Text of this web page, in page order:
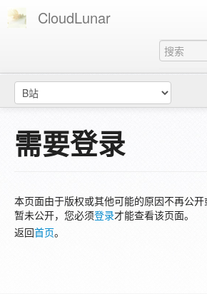
CloudLunar
知识库
云璟月's
登录
需要登录
本页面由于版权或其他可能的原因不再公
暂未公开，您必须登录才能查看该页面。
返回首页。